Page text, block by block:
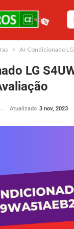
Ar Condicionado
LG
Atualizado 3 nov, 2023